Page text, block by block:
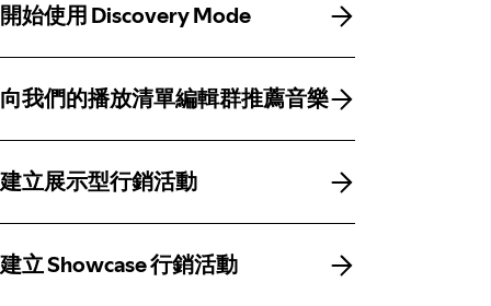
開始使用 Discovery Mode
開始使用 Discovery Mode
向我們的播放清單編輯群推薦音樂
向我們的播放清單編輯群推薦音樂
建立展示型行銷活動
建立展示型行銷活動
建立 Showcase 行銷活動
建立 Showcase 行銷活動